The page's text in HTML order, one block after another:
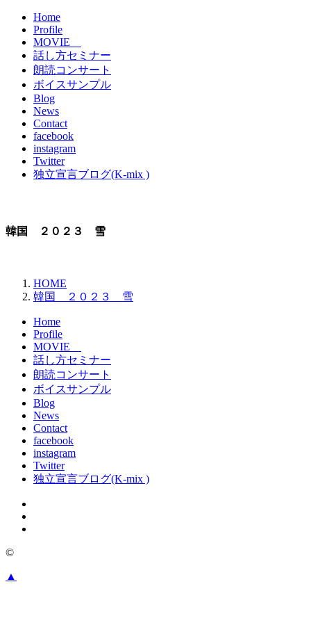
Home
Profile
MOVIE
話し方セミナー
朗読コンサート
ボイスサンプル
Blog
News
Contact
facebook
instagram
Twitter
独立宣言ブログ(K-mix )
韓国 ２０２３ 雪
HOME
韓国 ２０２３ 雪
Home
Profile
MOVIE
話し方セミナー
朗読コンサート
ボイスサンプル
Blog
News
Contact
facebook
instagram
Twitter
独立宣言ブログ(K-mix )
©
▲